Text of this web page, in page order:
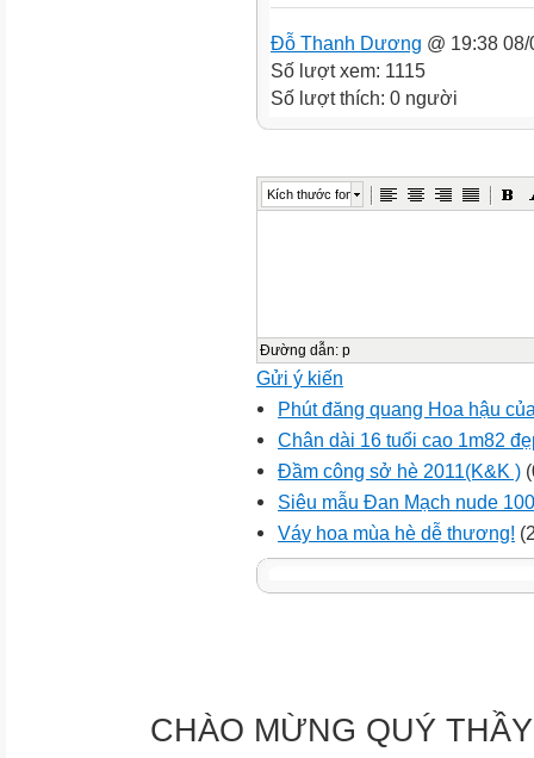
Đỗ Thanh Dương @ 19:38
Số lượt xem: 1115
Số lượt thích: 0 người
Kích thước font
Đường dẫn: p
Gửi ý kiến
Phút đăng quang Hoa hậu
Chân dài 16 tuổi cao 1m82
Đầm công sở hè 2011(K&K )
Siêu mẫu Đan Mạch nude
Váy hoa mùa hè dễ thương!
CHÀO MỪNG QUÝ